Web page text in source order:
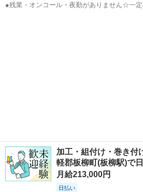
●残業・オンコール・夜勤がありません☆一定
加工・組付け・巻き付
軽郡板柳町(板柳駅)で
月給213,000円
日払い